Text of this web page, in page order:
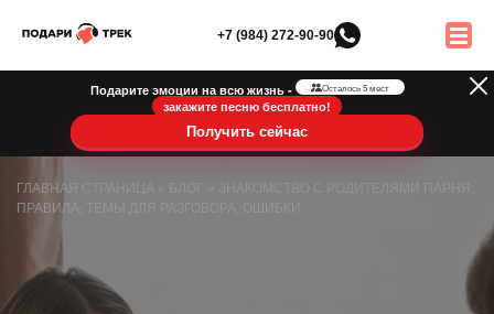
+7 (984) 272-90-90
Подарите эмоции на всю жизнь - Осталось 5 мест
закажите песню бесплатно!
Получить сейчас
ГЛАВНАЯ СТРАНИЦА
ПРАВИЛА, ТЕМЫ ДЛЯ РАЗГОВОРА, ОШИБКИ